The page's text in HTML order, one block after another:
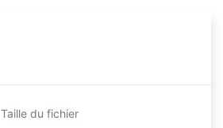
Taille du fichier